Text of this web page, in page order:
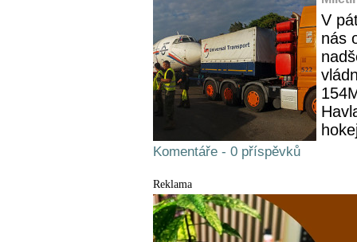
V
nás
Komentáře - 0 příspěvků
Reklama